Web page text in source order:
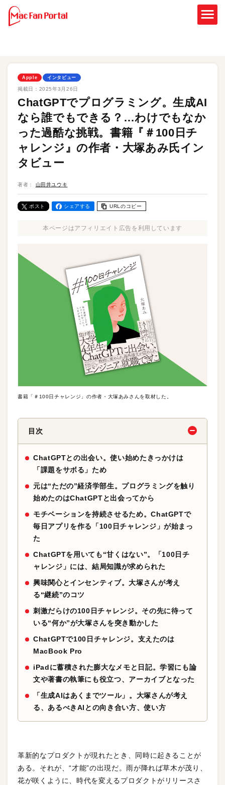
Apple インタビュー
掲載日： 2025年3月26日
ChatGPTでプログラミング。生成AI
なら誰でもできる？…わけでもなか
った過酷な挑戦。書籍『＃100日チ
ャレンジ』の作者・大塚あみ氏イン
タビュー
著者： 山田井ユウキ
ポスト シェアする URLのコピー
本ページはアフィリエイト広告を利用しています
書籍「＃100日チャレンジ」の作者・大塚あみさんを取材した。
目次
ChatGPTとの出会い。使い始めたきっかけは
「課題をサボる」ため
元は“ただの”経済学部生。プログラミングを触り
始めたのはChatGPTと出会ってから
モチベーションを持続させるため。ChatGPTで
毎日アプリを作る「100日チャレンジ」が始まっ
た
ChatGPTを用いても“甘くはない”。「100日チ
ャレンジ」には、結局知識が求められた
興味関心とインセンティブ。大塚さんが考え
る“継続”のコツ
刺激だらけの100日チャレンジ。その先に待って
いる“何か”が大塚さんを突き動かした
ChatGPTで100日チャレンジ。支えたのは
MacBook Pro
iPadに蓄積された膨大なメモと日記。学習にも論
文や著書の執筆にも役立つ、アーカイブとなった
「生成AIはあくまでツール」。大塚さんが考え
る、あるべきAIとの向き合い方、使い方
革新的なプロダクトが現れたとき、同時に起きることが
ある。それが、“才能”の出現だ。雨が降れば草木が茂り、
花が咲くように、時代を変えるプロダクトがリリースさ